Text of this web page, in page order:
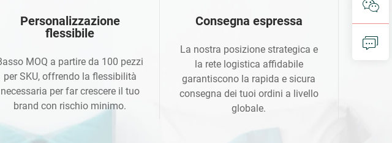
Personalizzazione
flessibile
MOQ a partire da 100 pezzi
per SKU, offrendo la flessibilità
necessaria per far crescere il tuo
brand con rischio minimo.
Consegna espressa
La nostra posizione strategica e
la rete logistica affidabile
garantiscono la rapida e sicura
consegna dei tuoi ordini a livello
globale.